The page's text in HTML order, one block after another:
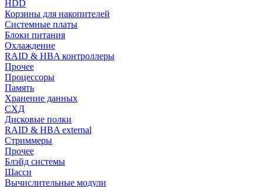
HDD
Корзины для накопителей
Системные платы
Блоки питания
Охлаждение
RAID & HBA контроллеры
Прочее
Процессоры
Память
Хранение данных
СХД
Дисковые полки
RAID & HBA external
Стриммеры
Прочее
Блэйд системы
Шасси
Вычислительные модули